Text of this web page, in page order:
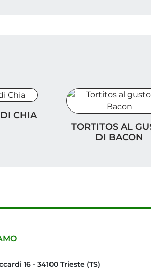
CHIA
TORTITOS AL
DI BACON
16 - 34100 Trieste (TS)